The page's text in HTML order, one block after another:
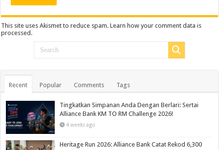
This site uses Akismet to reduce spam.Learn how your comment data is
processed.
Recent Popular Comments Tags
Tingkatkan Simpanan Anda Dengan Berlari: Sertai
Alliance Bank KM TO RM Challenge 2026!
4 weeks ago
Heritage Run 2026: Alliance Bank Catat Rekod 6,300